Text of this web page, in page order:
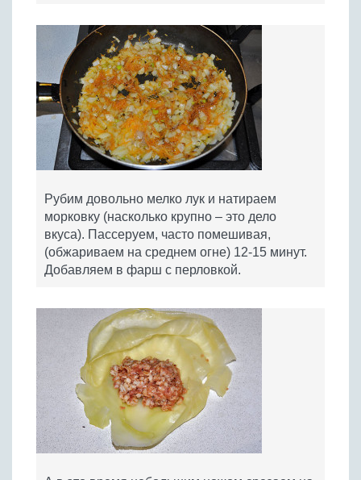
Рубим довольно мелко лук и натираем
морковку (насколько крупно – это дело
вкуса). Пассеруем, часто помешивая,
(обжариваем на среднем огне) 12-15 минут.
Добавляем в фарш с перловкой.